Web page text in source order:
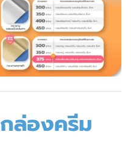
กล่องครีม